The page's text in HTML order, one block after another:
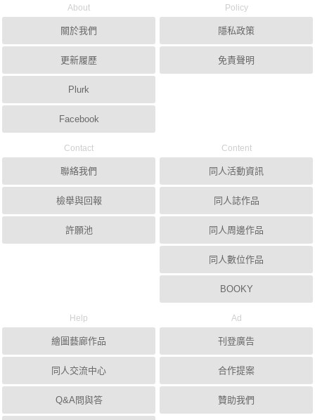
About
關於我們
更新履歷
Plurk
Facebook
Policy
隱私政策
免責聲明
Contact
聯絡我們
檢舉與回報
許願池
Content
同人活動資訊
同人誌作品
同人周邊作品
同人數位作品
BOOKY
Help
繪圖藝廊作品
同人交流中心
Q&A問與答
Ad
刊登廣告
合作提案
贊助我們